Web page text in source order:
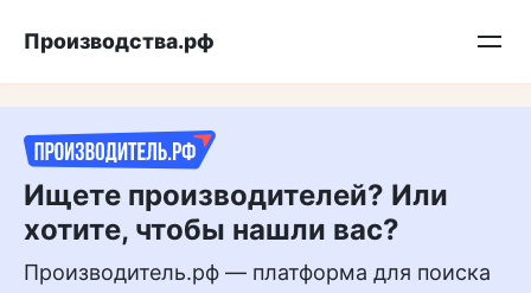
Подписывайтесь на нас в MAX
Производства.рф
Ищете производителей? Или
хотите, чтобы нашли вас?
Производитель.рф — платформа для поиска